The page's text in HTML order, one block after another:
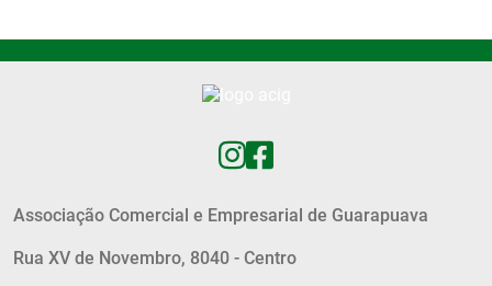
Associação Comercial e Empresarial de Guarapuava
Rua XV de Novembro, 8040 - Centro